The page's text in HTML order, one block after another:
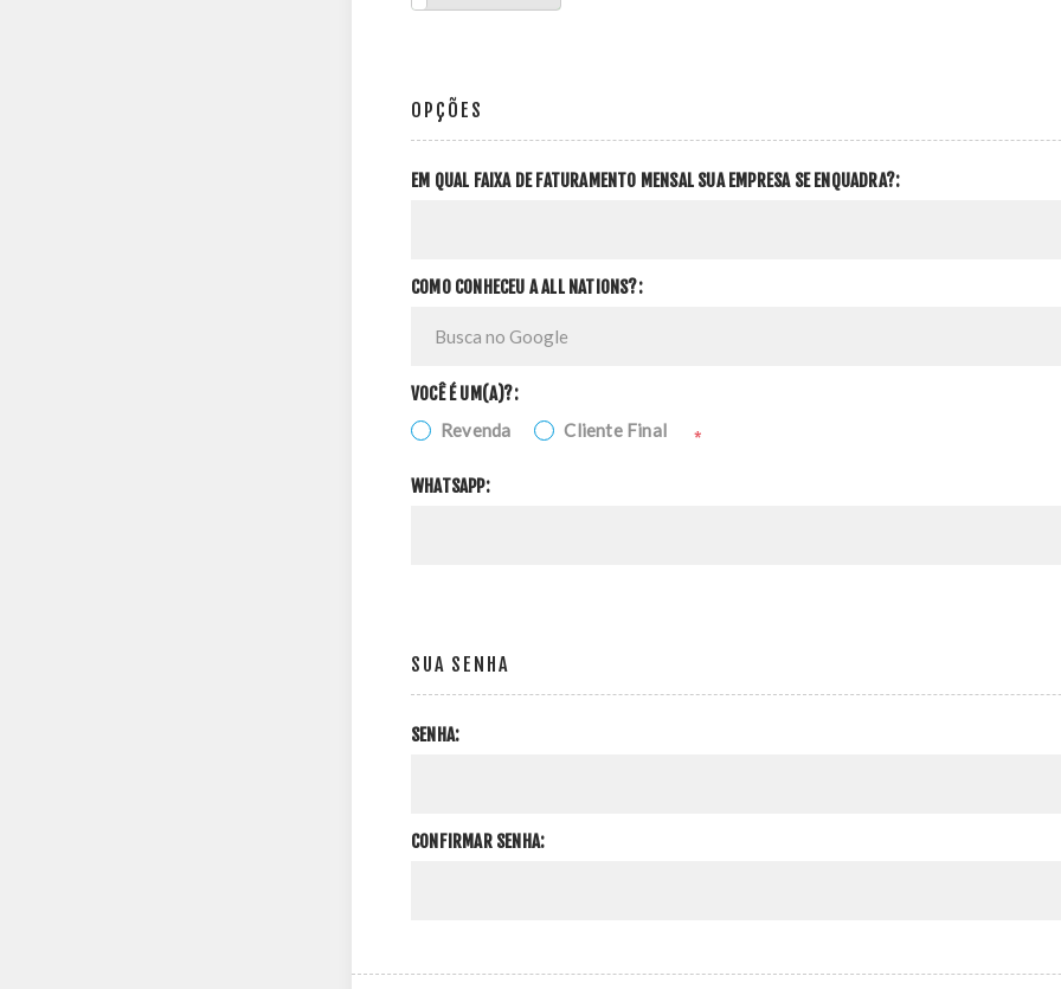
OPÇÕES
EM QUAL FAIXA DE FATURAMENTO MENSAL SUA EMPRESA SE ENQUADRA?:
COMO CONHECEU A ALL NATIONS?:
VOCÊ É UM(A)?:
Revenda Cliente Final *
WHATSAPP:
SUA SENHA
SENHA:
CONFIRMAR SENHA: